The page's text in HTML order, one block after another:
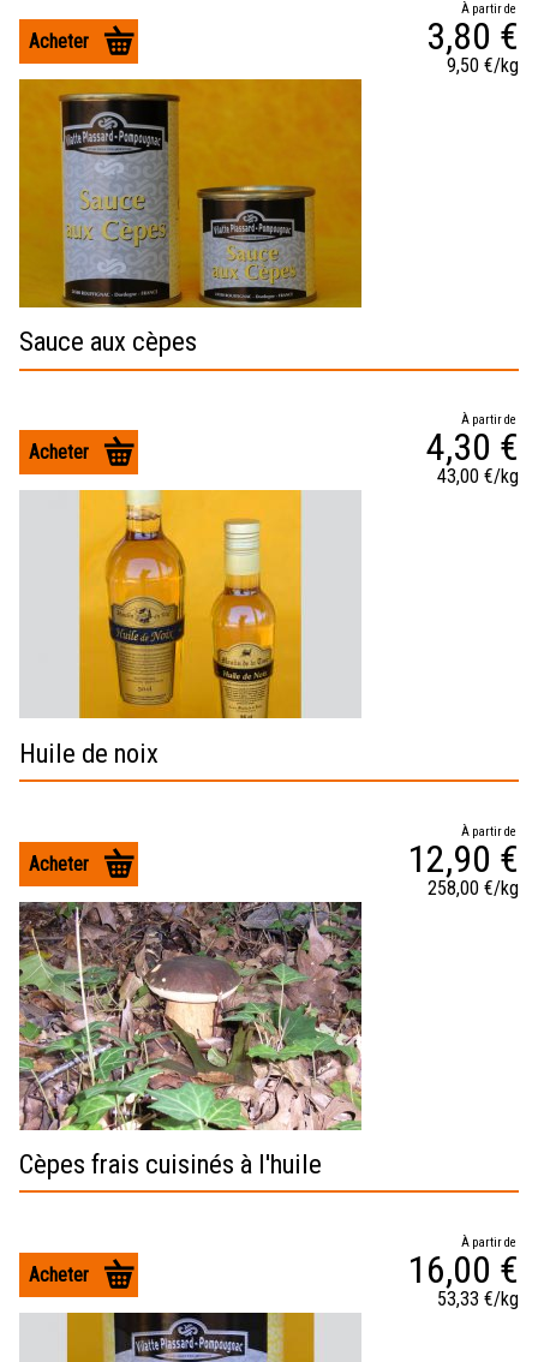
À partir de
3,80 €
9,50 €/kg
Acheter
Sauce aux cèpes
À partir de
4,30 €
43,00 €/kg
Acheter
Huile de noix
À partir de
12,90 €
258,00 €/kg
Acheter
Cèpes frais cuisinés à l'huile
À partir de
16,00 €
53,33 €/kg
Acheter